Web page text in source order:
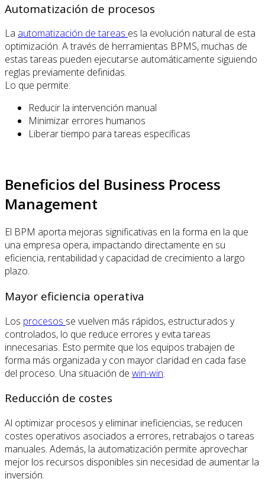
Automatización de procesos
La automatización de tareas es la evolución natural de esta
optimización. A través de herramientas BPMS, muchas de
estas tareas pueden ejecutarse automáticamente siguiendo
reglas previamente definidas.
Lo que permite:
Reducir la intervención manual
Minimizar errores humanos
Liberar tiempo para tareas específicas
Beneficios del Business Process
Management
El BPM aporta mejoras significativas en la forma en la que
una empresa opera, impactando directamente en su
eficiencia, rentabilidad y capacidad de crecimiento a largo
plazo.
Mayor eficiencia operativa
Los procesos se vuelven más rápidos, estructurados y
controlados, lo que reduce errores y evita tareas
innecesarias. Esto permite que los equipos trabajen de
forma más organizada y con mayor claridad en cada fase
del proceso. Una situación de win-win.
Reducción de costes
Al optimizar procesos y eliminar ineficiencias, se reducen
costes operativos asociados a errores, retrabajos o tareas
manuales. Además, la automatización permite aprovechar
mejor los recursos disponibles sin necesidad de aumentar la
inversión.